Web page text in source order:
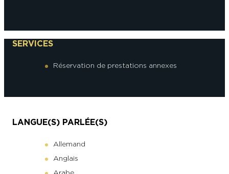
SERVICES
Réservation de prestations annexes
LANGUE(S) PARLÉE(S)
Allemand
Anglais
Arabe